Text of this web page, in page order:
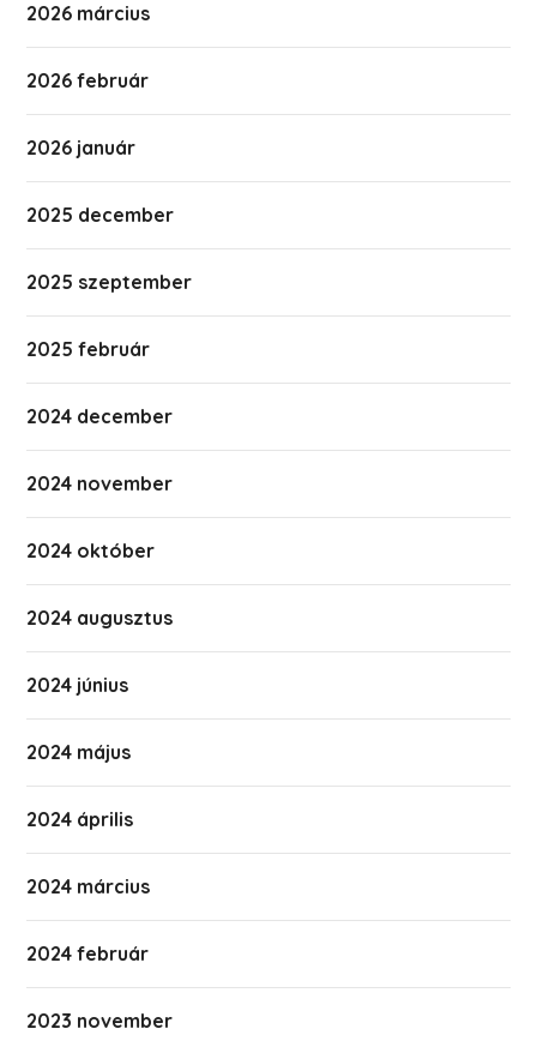
2026 március
2026 február
2026 január
2025 december
2025 szeptember
2025 február
2024 december
2024 november
2024 október
2024 augusztus
2024 június
2024 május
2024 április
2024 március
2024 február
2023 november